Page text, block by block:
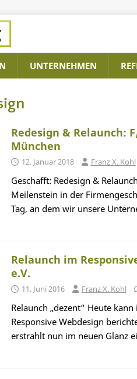
UNTERNEHMEN
Redesign & Relaunch:
München
12. Januar 2018 Franz X. Kohl
Geschafft: Redesign &
Meilenstein in der
Tag, an dem wir unsere
Relaunch im
e.V.
11. Juni 2016 Franz X. Kohl
Relaunch „dezent“ Heute
Responsive Webdesign
erstrahlt nun im neuen Glanz